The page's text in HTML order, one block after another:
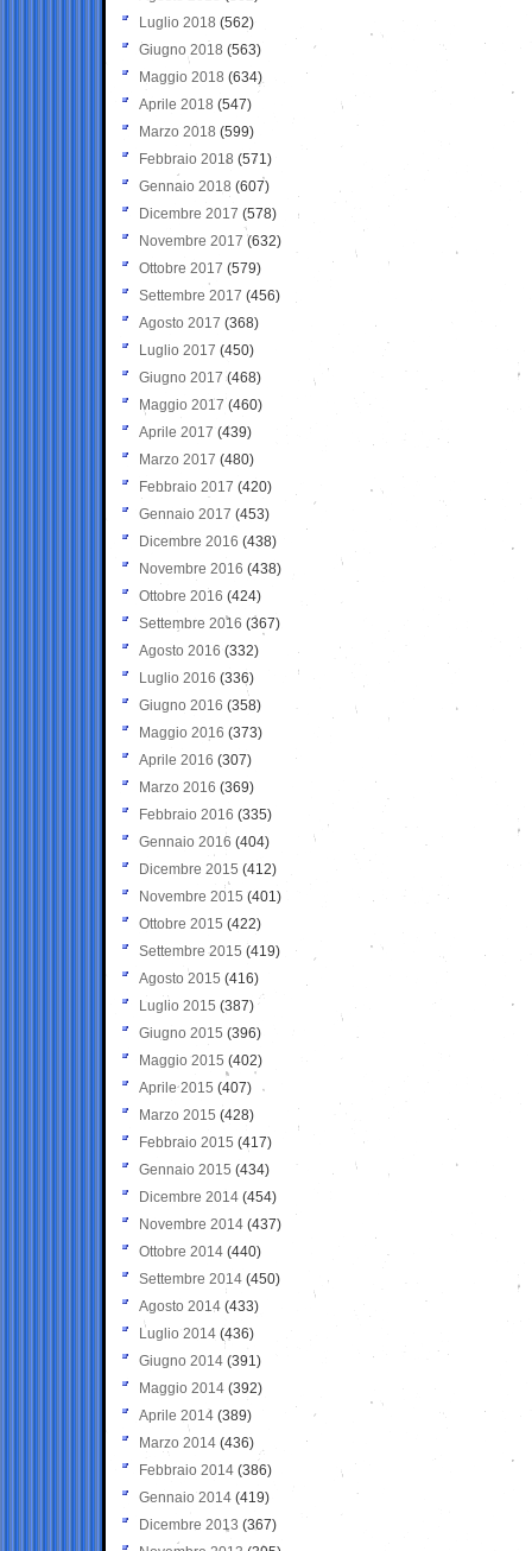
Luglio 2018 (562)
Giugno 2018 (563)
Maggio 2018 (634)
Aprile 2018 (547)
Marzo 2018 (599)
Febbraio 2018 (571)
Gennaio 2018 (607)
Dicembre 2017 (578)
Novembre 2017 (632)
Ottobre 2017 (579)
Settembre 2017 (456)
Agosto 2017 (368)
Luglio 2017 (450)
Giugno 2017 (468)
Maggio 2017 (460)
Aprile 2017 (439)
Marzo 2017 (480)
Febbraio 2017 (420)
Gennaio 2017 (453)
Dicembre 2016 (438)
Novembre 2016 (438)
Ottobre 2016 (424)
Settembre 2016 (367)
Agosto 2016 (332)
Luglio 2016 (336)
Giugno 2016 (358)
Maggio 2016 (373)
Aprile 2016 (307)
Marzo 2016 (369)
Febbraio 2016 (335)
Gennaio 2016 (404)
Dicembre 2015 (412)
Novembre 2015 (401)
Ottobre 2015 (422)
Settembre 2015 (419)
Agosto 2015 (416)
Luglio 2015 (387)
Giugno 2015 (396)
Maggio 2015 (402)
Aprile 2015 (407)
Marzo 2015 (428)
Febbraio 2015 (417)
Gennaio 2015 (434)
Dicembre 2014 (454)
Novembre 2014 (437)
Ottobre 2014 (440)
Settembre 2014 (450)
Agosto 2014 (433)
Luglio 2014 (436)
Giugno 2014 (391)
Maggio 2014 (392)
Aprile 2014 (389)
Marzo 2014 (436)
Febbraio 2014 (386)
Gennaio 2014 (419)
Dicembre 2013 (367)